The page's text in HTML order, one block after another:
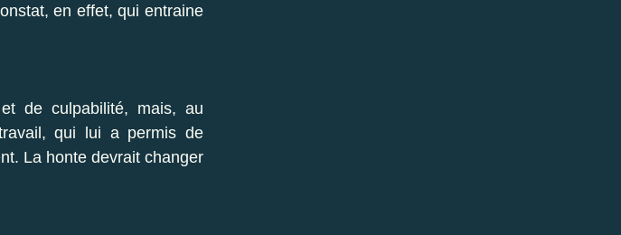
en effet, qui entraine
de culpabilité, mais, au
qui lui a permis de
La honte devrait changer